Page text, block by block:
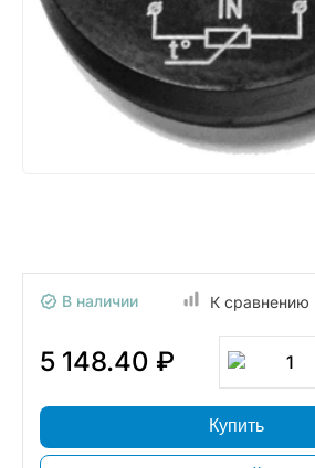
В наличии К сравнению
5 148.40 ₽ 1
Купить